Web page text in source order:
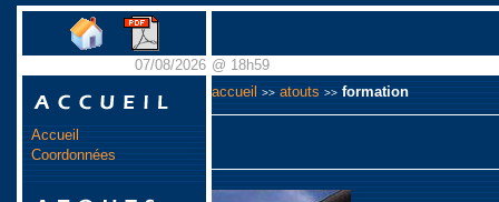
07/08/2026 @ 18h59
Accueil
Coordonnées
accueil >> atouts >> formation